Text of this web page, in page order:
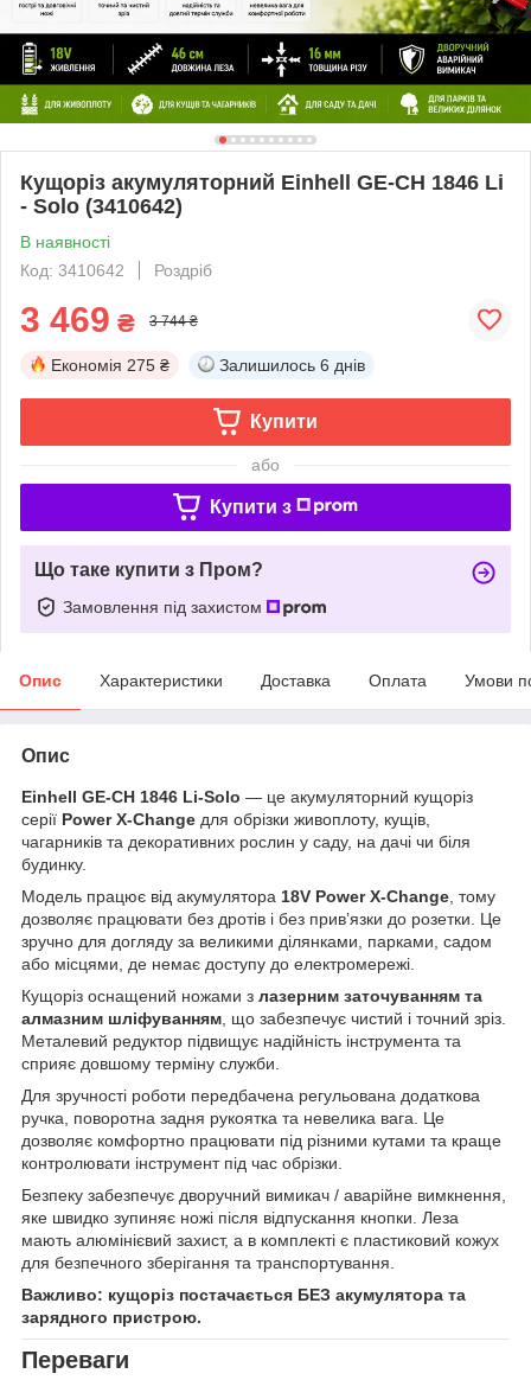
Кущоріз акумуляторний Einhell GE-CH 1846 Li
- Solo (3410642)
В наявності
Код: 3410642
Роздріб
3 469 ₴ 3 744 ₴
Економія 275 ₴ Залишилось 6 днів
Купити
або
Купити з
Що таке купити з Пром?
Замовлення під захистом
Опис Характеристики Доставка Оплата Умови
Опис
Einhell GE-CH 1846 Li-Solo — це акумуляторний кущоріз
серії Power X-Change для обрізки живоплоту, кущів,
чагарників та декоративних рослин у саду, на дачі чи біля
будинку.
Модель працює від акумулятора 18V Power X-Change , тому
дозволяє працювати без дротів і без прив’язки до розетки. Це
зручно для догляду за великими ділянками, парками, садом
або місцями, де немає доступу до електромережі.
Кущоріз оснащений ножами з лазерним заточуванням та
алмазним шліфуванням , що забезпечує чистий і точний зріз.
Металевий редуктор підвищує надійність інструмента та
сприяє довшому терміну служби.
Для зручності роботи передбачена регульована додаткова
ручка, поворотна задня рукоятка та невелика вага. Це
дозволяє комфортно працювати під різними кутами та краще
контролювати інструмент під час обрізки.
Безпеку забезпечує дворучний вимикач / аварійне вимкнення,
яке швидко зупиняє ножі після відпускання кнопки. Леза
мають алюмінієвий захист, а в комплекті є пластиковий кожух
для безпечного зберігання та транспортування.
Важливо: кущоріз постачається БЕЗ акумулятора та
зарядного пристрою.
Переваги